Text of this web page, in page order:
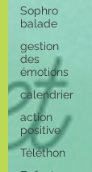
Sophro
balade
gestion
des
émotions
calendrier
action
positive
Téléthon